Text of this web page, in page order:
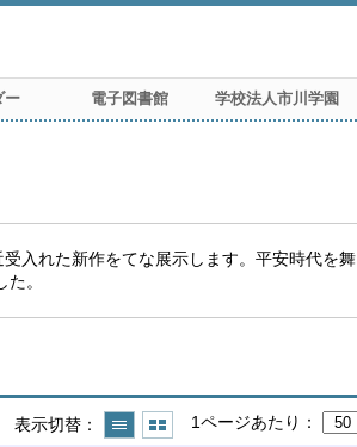
ー 電子図書館 学校法人市川学園
入れた新作をてな展示します。平安時代を舞
。
表示切替 1ページあたり